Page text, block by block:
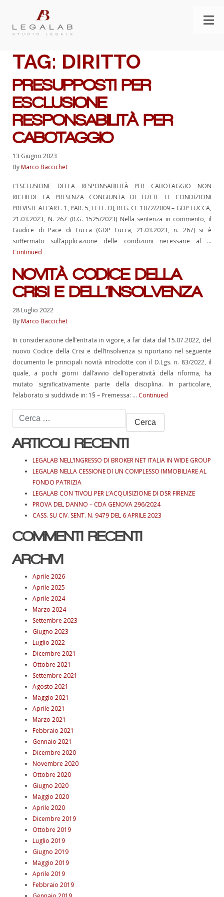
TAG: DIRITTO
PRESUPPOSTI PER
ESCLUSIONE
RESPONSABILITÀ PER
CABOTAGGIO
13 Giugno 2023
ByMarco Baccichet
L’ESCLUSIONE DELLA RESPONSABILITÀ PER CABOTAGGIO NON
RICHIEDE LA PRESENZA CONGIUNTA DI TUTTE LE CONDIZIONI
PREVISTE ALL’ART. 1, PAR. 5, LETT. D), REG. CE 1072/2009 – GDP LUCCA,
21.03.2023, N. 267 (R.G. 1525/2023) Nella sentenza in commento, il
Giudice di Pace di Lucca (GDP Lucca, 21.03.2023, n. 267) si è
soffermato sull’applicazione delle condizioni necessarie al …
Continued
NOVITÀ CODICE DELLA
CRISI E DELL’INSOLVENZA
28 Luglio 2022
ByMarco Baccichet
In considerazione dell’entrata in vigore, a far data dal 15.07.2022, del
nuovo Codice della Crisi e dell’Insolvenza si riportano nel seguente
documento le principali novità introdotte con il D.Lgs. n. 83/2022, il
quale, a pochi giorni dall’avvio dell’operatività della riforma, ha
mutato significativamente parte della disciplina. In particolare,
l’elaborato si suddivide in: 1§ – Premessa: … Continued
Ricerca
per:
ARTICOLI RECENTI
LEGALAB NELL’INGRESSO DI BROKER NET ITALIA IN WIDE GROUP
LEGALAB NELLA CESSIONE DI UN COMPLESSO IMMOBILIARE AL
FONDO PATRIZIA
LEGALAB CON TIVOLI PER L’ACQUISIZIONE DI DSR FIRENZE
PROVA DEL DANNO – CDA GENOVA 296/2024
CASS. SU CIV. SENT. N. 9479 DEL 6 APRILE 2023
COMMENTI RECENTI
ARCHIVI
Aprile 2026
Aprile 2025
Aprile 2024
Marzo 2024
Settembre 2023
Giugno 2023
Luglio 2022
Dicembre 2021
Ottobre 2021
Settembre 2021
Agosto 2021
Maggio 2021
Aprile 2021
Marzo 2021
Febbraio 2021
Gennaio 2021
Dicembre 2020
Novembre 2020
Ottobre 2020
Giugno 2020
Maggio 2020
Aprile 2020
Dicembre 2019
Ottobre 2019
Luglio 2019
Giugno 2019
Maggio 2019
Aprile 2019
Febbraio 2019